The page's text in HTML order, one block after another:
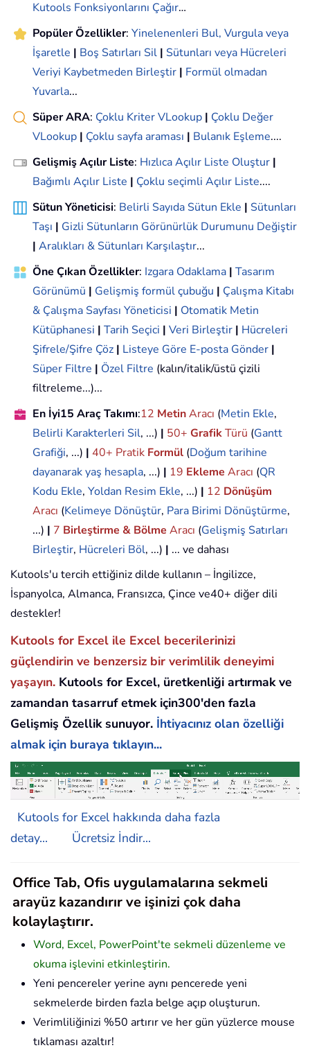
Kutools Fonksiyonlarını Çağır…
Popüler Özellikler: Yinelenenleri Bul, Vurgula veya
İşaretle | Boş Satırları Sil | Sütunları veya Hücreleri
Veriyi Kaybetmeden Birleştir | Formül olmadan
Yuvarla...
Süper ARA: Çoklu Kriter VLookup | Çoklu Değer
VLookup | Çoklu sayfa araması | Bulanık Eşleme....
Gelişmiş Açılır Liste: Hızlıca Açılır Liste Oluştur |
Bağımlı Açılır Liste | Çoklu seçimli Açılır Liste....
Sütun Yöneticisi: Belirli Sayıda Sütun Ekle | Sütunları
Taşı | Gizli Sütunların Görünürlük Durumunu Değiştir
| Aralıkları & Sütunları Karşılaştır...
Öne Çıkan Özellikler: Izgara Odaklama | Tasarım
Görünümü | Gelişmiş formül çubuğu | Çalışma Kitabı
& Çalışma Sayfası Yöneticisi | Otomatik Metin
Kütüphanesi | Tarih Seçici | Veri Birleştir | Hücreleri
Şifrele/Şifre Çöz | Listeye Göre E-posta Gönder |
Süper Filtre | Özel Filtre (kalın/italik/üstü çizili
filtreleme...)...
En İyi15 Araç Takımı:12 MetinAracı (Metin Ekle,
Belirli Karakterleri Sil, ...) | 50+ GrafikTürü (Gantt
Grafiği, ...) | 40+ Pratik Formül (Doğum tarihine
dayanarak yaş hesapla, ...) | 19 Ekleme Aracı (QR
Kodu Ekle, Yoldan Resim Ekle, ...) | 12 Dönüşüm
Aracı (Kelimeye Dönüştür, Para Birimi Dönüştürme,
...) | 7 Birleştirme & Bölme Aracı (Gelişmiş Satırları
Birleştir, Hücreleri Böl, ...) | ... ve dahası
Kutools'u tercih ettiğiniz dilde kullanın – İngilizce,
İspanyolca, Almanca, Fransızca, Çince ve40+ diğer dili
destekler!
Kutools for Excel ile Excel becerilerinizi
güçlendirin ve benzersiz bir verimlilik deneyimi
yaşayın. Kutools for Excel, üretkenliği artırmak ve
zamandan tasarruf etmek için300'den fazla
Gelişmiş Özellik sunuyor. İhtiyacınız olan özelliği
almak için buraya tıklayın...
Kutools for Excel hakkında daha fazla
detay...
Ücretsiz İndir...
Office Tab, Ofis uygulamalarına sekmeli
arayüz kazandırır ve işinizi çok daha
kolaylaştırır.
Word, Excel, PowerPoint'te sekmeli düzenleme ve
okuma işlevini etkinleştirin.
Yeni pencereler yerine aynı pencerede yeni
sekmelerde birden fazla belge açıp oluşturun.
Verimliliğinizi %50 artırır ve her gün yüzlerce mouse
tıklaması azaltır!